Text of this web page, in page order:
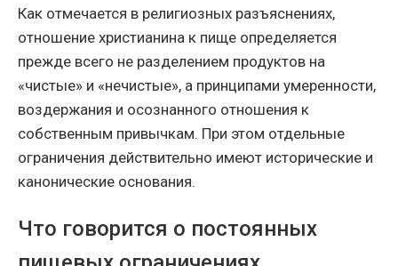
Как отмечается в религиозных разъяснениях,
отношение христианина к пище определяется
прежде всего не разделением продуктов на
«чистые» и «нечистые», а принципами умеренности,
воздержания и осознанного отношения к
собственным привычкам. При этом отдельные
ограничения действительно имеют исторические и
канонические основания.
Что говорится о постоянных